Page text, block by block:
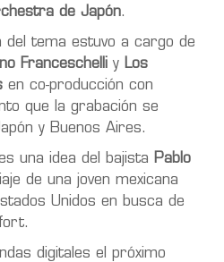
de Japón.
del tema estuvo a cargo de
Franceschelli y Los
en co-producción con
que la grabación se
y Buenos Aires.
una idea del bajista Pablo
de una joven mexicana
Unidos en busca de
digitales el próximo